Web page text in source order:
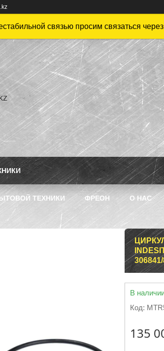
связью просим связаться
ТЕХНИКИ ФРЕОН О НАС
В
Код:
135